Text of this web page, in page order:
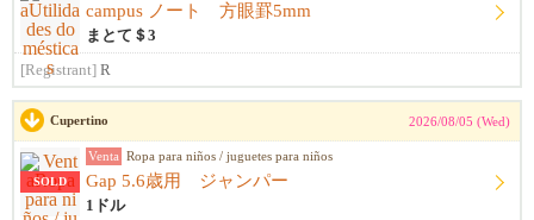
campus ノート 方眼罫5mm
まとて＄3
[Registrant] R
Cupertino 2026/08/05 (Wed)
SOLD
Venta Ropa para niños / juguetes para niños
Gap 5.6歳用 ジャンパー
1ドル